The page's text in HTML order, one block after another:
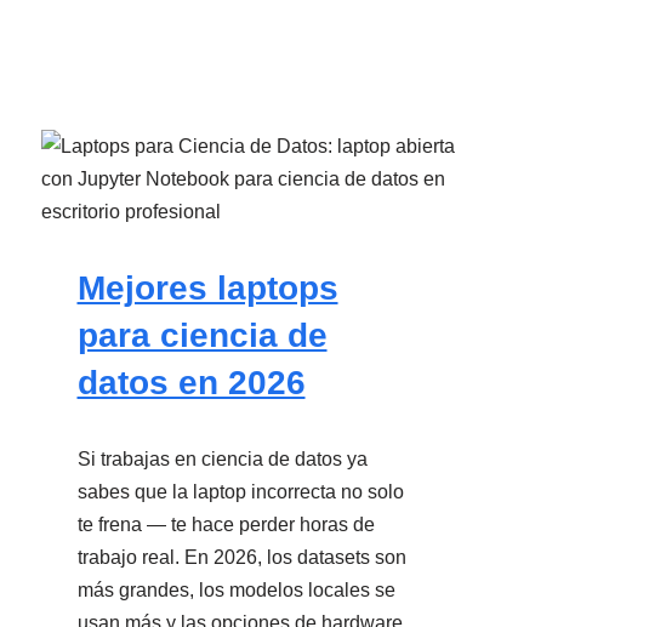
Mejores laptops
para ciencia de
datos en 2026
Si trabajas en ciencia de datos ya
sabes que la laptop incorrecta no solo
te frena — te hace perder horas de
trabajo real. En 2026, los datasets son
más grandes, los modelos locales se